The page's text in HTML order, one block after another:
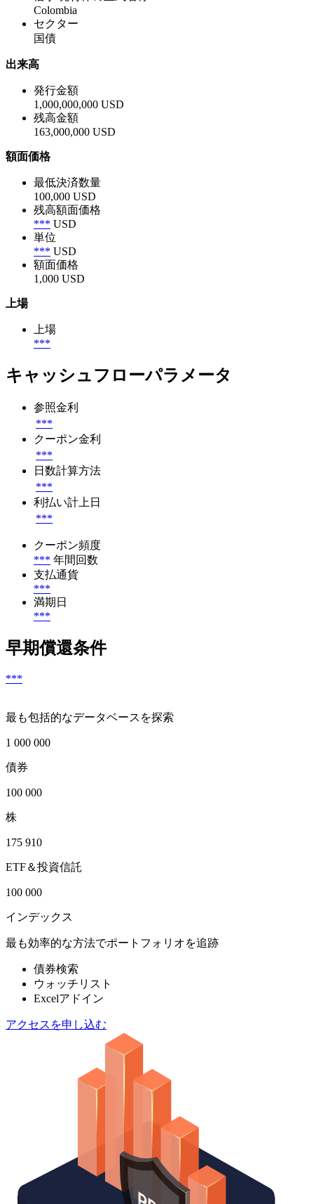
Colombia
セクター
国債
出来高
発行金額
1,000,000,000 USD
残高金額
163,000,000 USD
額面価格
最低決済数量
100,000 USD
残高額面価格
*** USD
単位
*** USD
額面価格
1,000 USD
上場
上場
***
キャッシュフローパラメータ
参照金利
***
クーポン金利
***
日数計算方法
***
利払い計上日
***
クーポン頻度
*** 年間回数
支払通貨
***
満期日
***
早期償還条件
***
最も包括的なデータベースを探索
1 000 000
債券
100 000
株
175 910
ETF＆投資信託
100 000
インデックス
最も効率的な方法でポートフォリオを追跡
債券検索
ウォッチリスト
Excelアドイン
アクセスを申し込む